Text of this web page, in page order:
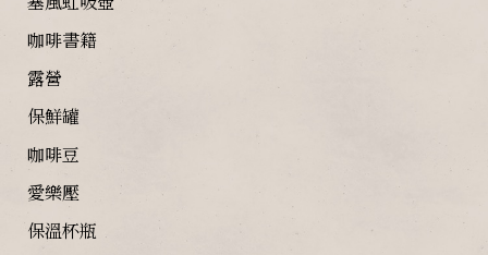
咖啡書籍
露營
保鮮罐
咖啡豆
愛樂壓
保溫杯瓶